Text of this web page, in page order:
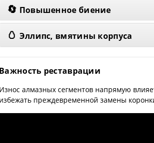
🔄 Повышенное биение
🥚 Эллипс, вмятины корпуса
Важность реставрации
Износ алмазных сегментов напрямую
избежать преждевременной замены